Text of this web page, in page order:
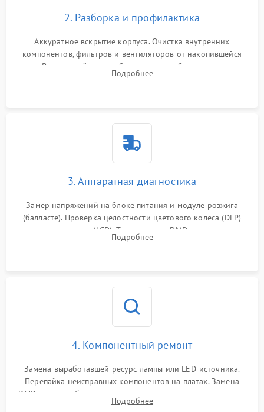
2. Разборка и профилактика
Аккуратное вскрытие корпуса. Очистка внутренних
компонентов, фильтров и вентиляторов от накопившейся
пыли. Визуальный осмотр блока питания, балласта лампы и
материнской платы на наличие прогаров или вздутых
Подробнее
3. Аппаратная диагностика
Замер напряжений на блоке питания и модуле розжига
(балласте). Проверка целостности цветового колеса (DLP)
или поляризаторов (LCD). Тестирование DMD-чипа, датчиков
температуры и оптопар с помощью мультиметра и
Подробнее
4. Компонентный ремонт
Замена выработавшей ресурс лампы или LED-источника.
Перепайка неисправных компонентов на платах. Замена
DMD-чипа при битых пикселях, установка нового цветового
колеса или восстановление сгоревших поляризационных
Подробнее